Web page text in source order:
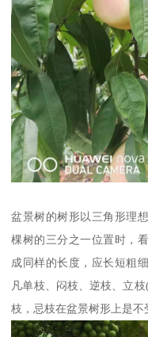
盆景树的树形以三角形理
棵树的三分之一位置时，
成同样的长度，应长短粗
凡单枝、闷枝、逆枝、立
枝，忌枝在盆景树形上是不